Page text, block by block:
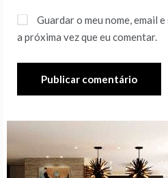
Guardar o meu nome, email
a próxima vez que eu comentar.